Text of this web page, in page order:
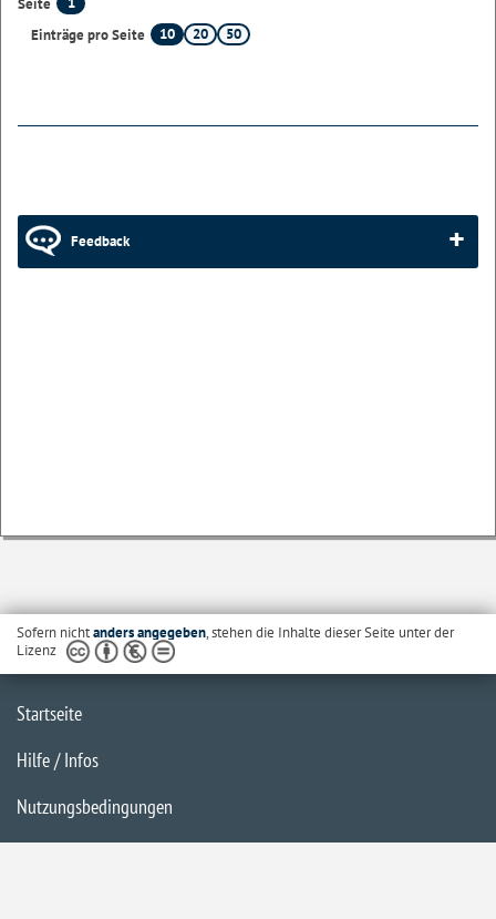
Einträge pro Seite
10 20 50
Feedback
Sofern nichtanders angegeben, stehen die Inhalte dieser Seite unter der
Lizenz
Startseite
Hilfe / Infos
Nutzungsbedingungen